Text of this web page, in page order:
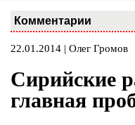
Комментарии
22.01.2014 | Олег Громов
Сирийские
главная